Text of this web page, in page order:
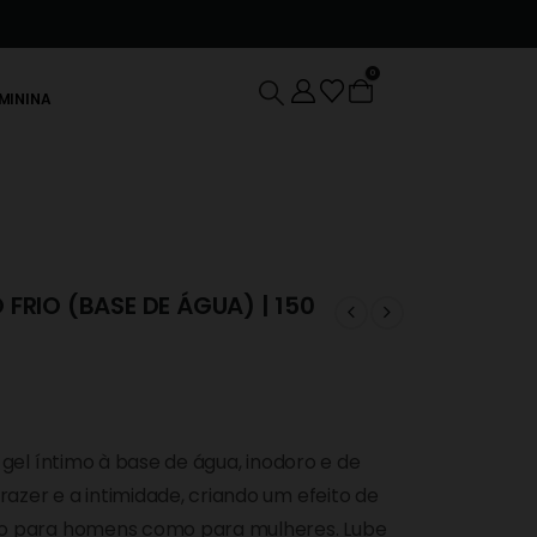
0
FRIO (BASE DE ÁGUA) | 150
íntimo à base de água, inodoro e de
e a intimidade, criando um efeito de
homens como para mulheres. Lube